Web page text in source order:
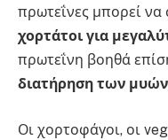
πρωτεΐνες μπορεί να
χορτάτοι για
πρωτεΐνη βοηθά
διατήρηση των μυών
Οι χορτοφάγοι, οι